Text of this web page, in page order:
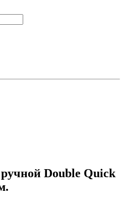
Double Quick